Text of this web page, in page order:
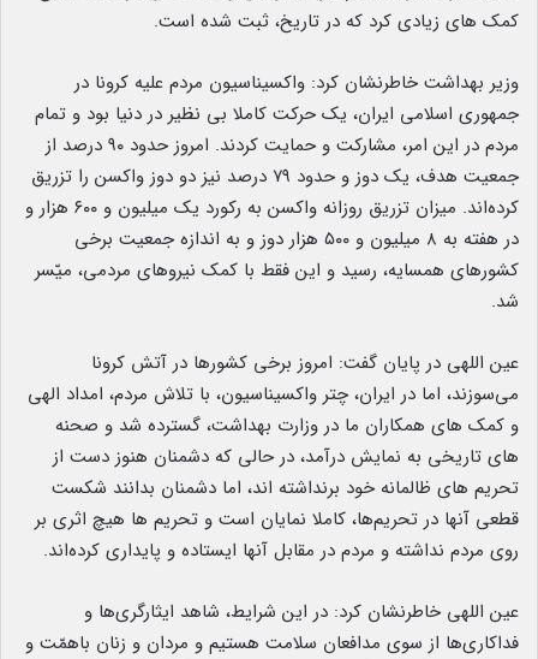
کمک های زیادی کرد که در تاریخ، ثبت شده است.
وزیر بهداشت خاطرنشان کرد: واکسیناسیون مردم علیه کرونا در
جمهوری اسلامی ایران، یک حرکت کاملا بی نظیر در دنیا بود و تمام
مردم در این امر، مشارکت و حمایت کردند. امروز حدود ۹۰ درصد از
جمعیت هدف، یک دوز و حدود ۷۹ درصد نیز دو دوز واکسن را تزریق
کرده‌اند. میزان تزریق روزانه واکسن به رکورد یک میلیون و ۶۰۰ هزار و
در هفته به ۸ میلیون و ۵۰۰ هزار دوز و به اندازه جمعیت برخی
کشورهای همسایه، رسید و این فقط با کمک نیروهای مردمی، میّسر
شد.
عین اللهی در پایان گفت: امروز برخی کشورها در آتش کرونا
می‌سوزند، اما در ایران، چتر واکسیناسیون، با تلاش مردم، امداد الهی
و کمک های همکاران ما در وزارت بهداشت، گسترده شد و صحنه
های تاریخی به نمایش درآمد، در حالی که دشمنان هنوز دست از
تحریم های ظالمانه خود برنداشته اند، اما دشمنان بدانند شکست
قطعی آنها در تحریم‌ها، کاملا نمایان است و تحریم ها هیچ اثری بر
روی مردم نداشته و مردم در مقابل آنها ایستاده و پایداری کرده‌اند.
عین اللهی خاطرنشان کرد: در این شرایط، شاهد ایثارگری‌ها و
فداکاری‌ها از سوی مدافعان سلامت هستیم و مردان و زنان باهمّت و